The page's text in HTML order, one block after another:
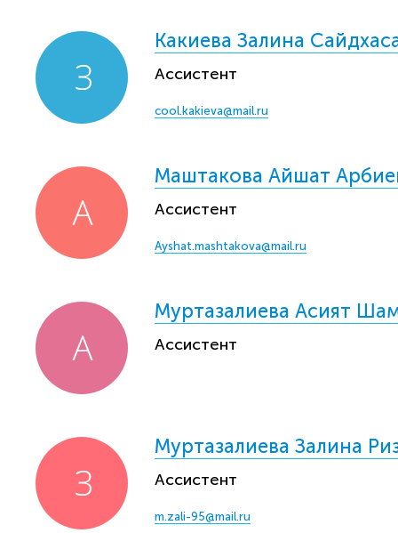
Какиева Залина
Ассистент
cool.kakieva@mail.ru
Маштакова Айшат
Ассистент
Ayshat.mashtakova@mail.ru
Муртазалиева Асият
Ассистент
Муртазалиева Залина
Ассистент
m.zali-95@mail.ru